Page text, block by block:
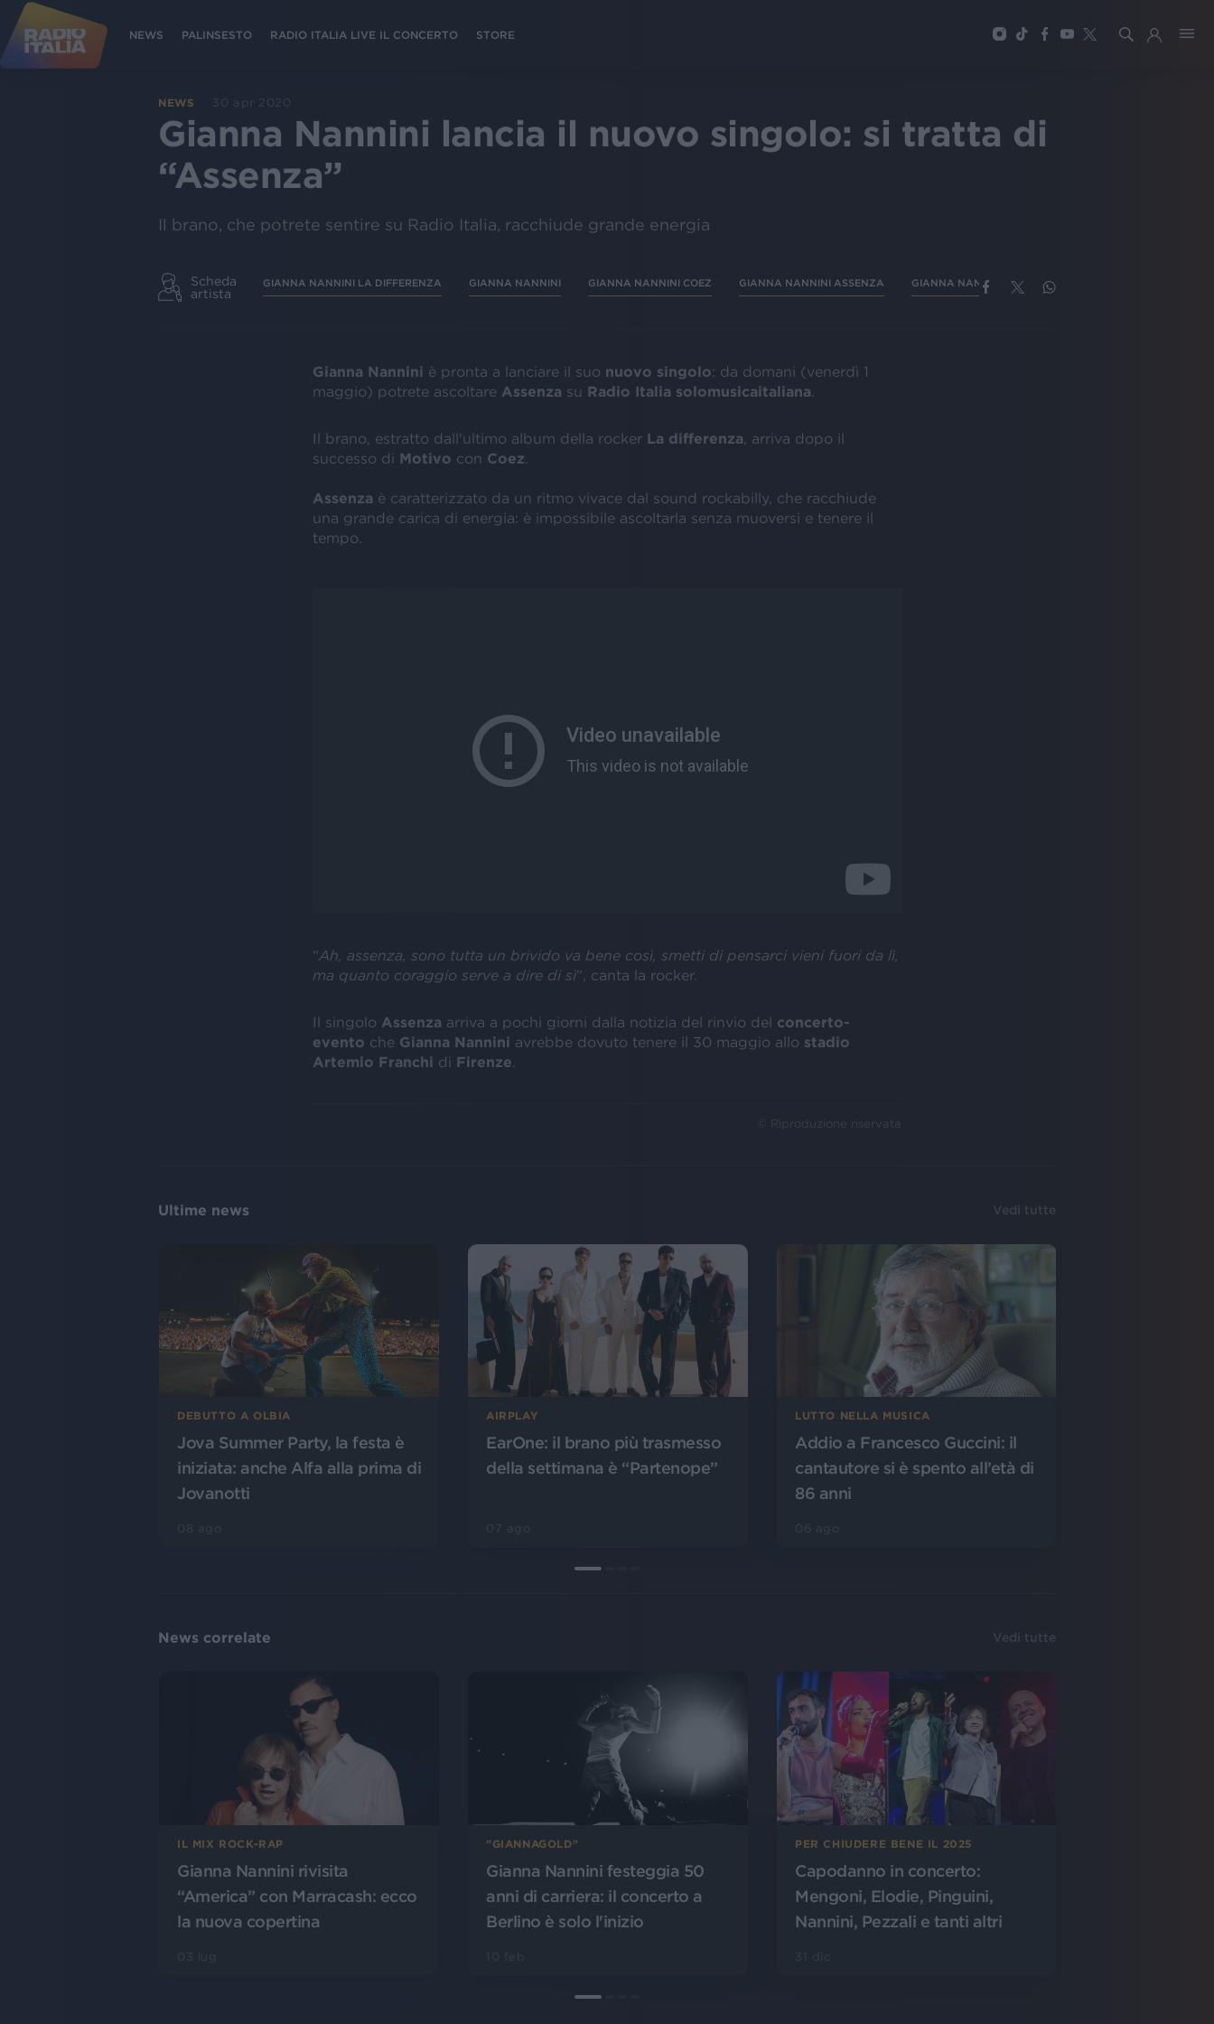
NEWS PALINSESTO RADIO ITALIA LIVE IL CONCERTO STORE
NEWS 30 apr 2020
Gianna Nannini lancia il nuovo singolo: si tratta di
“Assenza”
Il brano, che potrete sentire su Radio Italia, racchiude grande energia
Scheda
artista
GIANNA NANNINI LA DIFFERENZA GIANNA NANNINI GIANNA NANNINI COEZ GIANNA NANNINI ASSENZA GIANNA NANNINI STADIO ARTEMIO FRANCHI
Gianna Nannini è pronta a lanciare il suo nuovo singolo: da domani (venerdì 1
maggio) potrete ascoltare Assenza su Radio Italia solomusicaitaliana
Il brano, estratto dall'ultimo album della rockerLa differenza , arriva dopo il
successo di Motivo con Coez
Assenza è caratterizzato da un ritmo vivace dal sound rockabilly, che racchiude
una grande carica di energia: è impossibile ascoltarla senza muoversi e tenere il
tempo.
“Ah, assenza, sono tutta un brivido va bene così, smetti di pensarci vieni fuori da lì,
ma quanto coraggio serve a dire di sì”, canta la rocker.
Il singolo Assenza arriva a pochi giorni dalla notizia del rinvio del concerto-
evento cheGianna Nannini avrebbe dovuto tenere il 30 maggio allo stadio
Artemio Franchi di Firenze
© Riproduzione riservata
Ultime news Vedi tutte
DEBUTTO A OLBIA
Jova Summer Party, la festa è
iniziata: anche Alfa alla prima di
Jovanotti
AIRPLAY
EarOne: il brano più trasmesso
della settimana è “Partenope”
LUTTO NELLA MUSICA
Addio a Francesco Guccini: il
cantautore si è spento all’età di
86 anni
News correlate Vedi tutte
IL MIX ROCK-RAP
Gianna Nannini rivisita
“America” con Marracash: ecco
la nuova copertina
"GIANNAGOLD"
Gianna Nannini festeggia 50
anni di carriera: il concerto a
Berlino è solo l'inizio
PER CHIUDERE BENE IL 2025
Capodanno in concerto:
Mengoni, Elodie, Pinguini,
Nannini, Pezzali e tanti altri